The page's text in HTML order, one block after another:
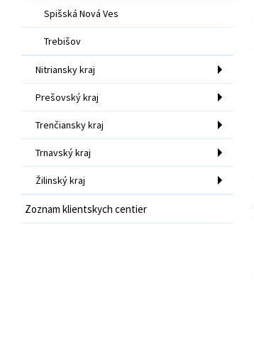
Spišská Nová Ves
Trebišov
Nitriansky kraj
Prešovský kraj
Trenčiansky kraj
Trnavský kraj
Žilinský kraj
Zoznam klientskych centier